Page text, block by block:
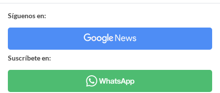
Síguenos en:
Suscríbete en: